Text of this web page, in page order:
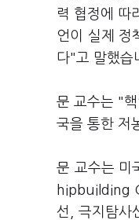
력 협정에 따
언이 실제 정
다"고 말했습
문 교수는 "
국을 통한 저
문 교수는 미
hipbuilding
선, 극지탐사